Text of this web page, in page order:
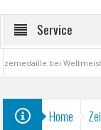
Service
bei
Home